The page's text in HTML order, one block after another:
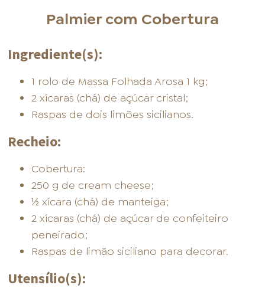
Palmier com Cobertura
Ingrediente(s):
1 rolo de Massa Folhada Arosa 1 kg;
2 xícaras (chá) de açúcar cristal;
Raspas de dois limões sicilianos.
Recheio:
Cobertura:
250 g de cream cheese;
½ xícara (chá) de manteiga;
2 xícaras (chá) de açúcar de confeiteiro
peneirado;
Raspas de limão siciliano para decorar.
Utensílio(s):